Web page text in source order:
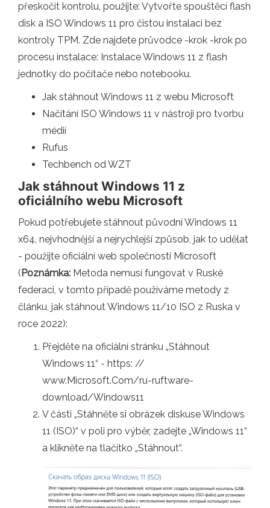
přeskočit kontrolu, použijte: Vytvořte spouštěcí flash
disk a ISO Windows 11 pro čistou instalaci bez
kontroly TPM. Zde najdete průvodce -krok -krok po
procesu instalace: Instalace Windows 11 z flash
jednotky do počítače nebo notebooku.
Jak stáhnout Windows 11 z webu Microsoft
Načítání ISO Windows 11 v nástroji pro tvorbu
médií
Rufus
Techbench od WZT
Jak stáhnout Windows 11 z
oficiálního webu Microsoft
Pokud potřebujete stáhnout původní Windows 11
x64, nejvhodnější a nejrychlejší způsob, jak to udělat
- použijte oficiální web společnosti Microsoft
( Poznámka: Metoda nemusí fungovat v Ruské
federaci, v tomto případě používáme metody z
článku, jak stáhnout Windows 11/10 ISO z Ruska v
roce 2022):
Přejděte na oficiální stránku „Stáhnout
Windows 11“ - https: //
www.Microsoft.Com/ru-ruftware-
download/Windows11
V části „Stáhněte si obrázek diskuse Windows
11 (ISO)“ v poli pro výběr, zadejte „Windows 11“
a klikněte na tlačítko „Stáhnout“.